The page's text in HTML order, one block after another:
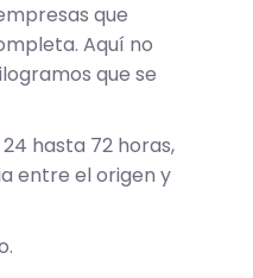
que
Aquí no
que se
24 hasta 72 horas,
entre el origen y